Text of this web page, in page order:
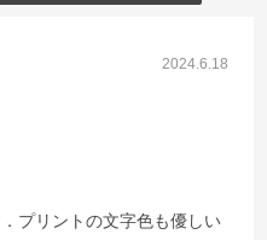
2024.6.18
プリントの文字色も優しい